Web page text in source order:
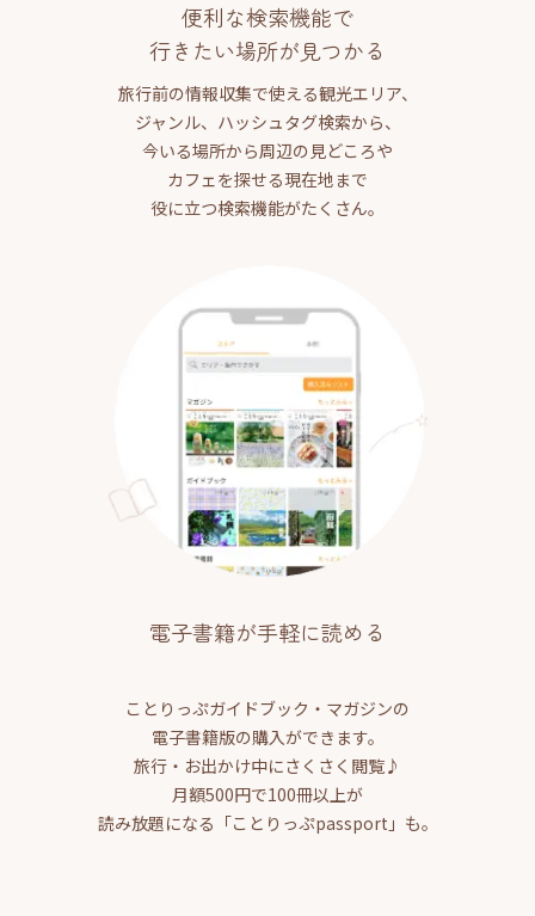
便利な検索機能で
行きたい場所が見つかる
旅行前の情報収集で使える観光エリア、
ジャンル、ハッシュタグ検索から、
今いる場所から周辺の見どころや
カフェを探せる現在地まで
役に立つ検索機能がたくさん。
電子書籍が手軽に読める
ことりっぷガイドブック・マガジンの
電子書籍版の購入ができます。
旅行・お出かけ中にさくさく閲覧♪
月額500円で100冊以上が
読み放題になる「ことりっぷpassport」も。